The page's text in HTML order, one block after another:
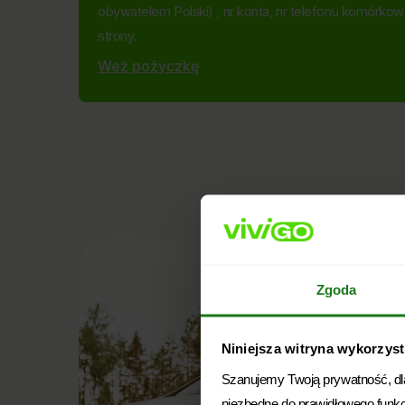
Zgoda
Niniejsza witryna
Szanujemy Twoją prywatność,
obywatelem Polski) , nr konta, nr telefonu
strony.
Weź pożyczkę